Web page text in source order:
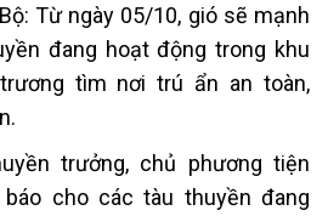
Từ ngày 05/10, gió sẽ mạnh
đang hoạt động trong khu
tìm nơi trú ẩn an toàn,
trưởng, chủ phương tiện
cho các tàu thuyền đang